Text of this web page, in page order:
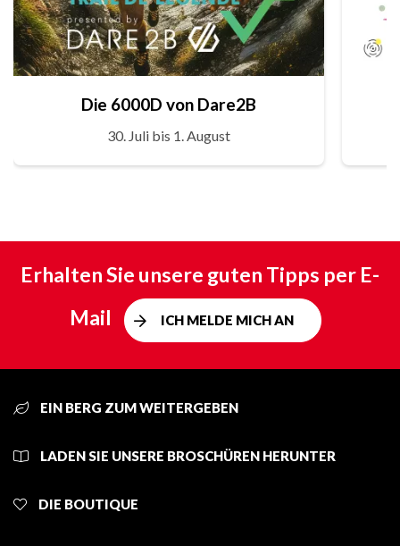
Die 6000D von Dare2B
30. Juli bis 1. August
Erhalten Sie unsere guten Tipps per E-
Mail
ICH MELDE MICH AN
EIN BERG ZUM WEITERGEBEN
LADEN SIE UNSERE BROSCHÜREN HERUNTER
DIE BOUTIQUE